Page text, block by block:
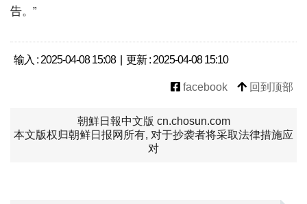
告。”
输入 : 2025-04-08 15:08 | 更新 : 2025-04-08 15:10
facebook 回到顶部
朝鮮日報中文版 cn.chosun.com
本文版权归朝鲜日报网所有, 对于抄袭者将采取法律措施应
对